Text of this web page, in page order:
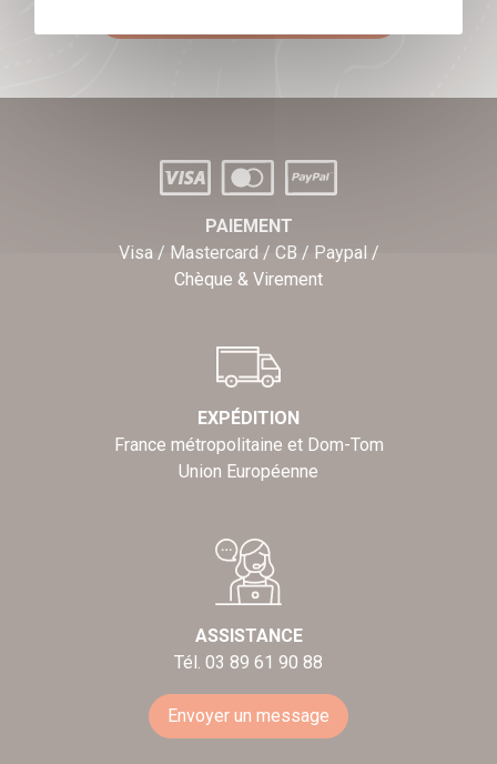
PAIEMENT
Visa / Mastercard / CB / Paypal /
Chèque & Virement
EXPÉDITION
France métropolitaine et Dom-Tom
Union Européenne
ASSISTANCE
Tél. 03 89 61 90 88
Envoyer un message